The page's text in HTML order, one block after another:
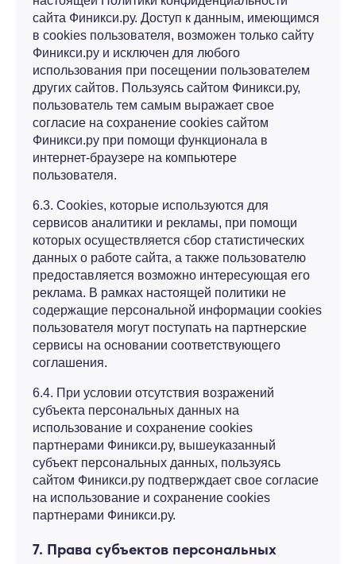
сайта Финикси.ру. Доступ к данным, имеющимся
в cookies пользователя, возможен только сайту
Финикси.ру и исключен для любого
использования при посещении пользователем
других сайтов. Пользуясь сайтом Финикси.ру,
пользователь тем самым выражает свое
согласие на сохранение cookies сайтом
Финикси.ру при помощи функционала в
интернет-браузере на компьютере
пользователя.
6.3. Cookies, которые используются для
сервисов аналитики и рекламы, при помощи
которых осуществляется сбор статистических
данных о работе сайта, а также пользователю
предоставляется возможно интересующая его
реклама. В рамках настоящей политики не
содержащие персональной информации cookies
пользователя могут поступать на партнерские
сервисы на основании соответствующего
соглашения.
6.4. При условии отсутствия возражений
субъекта персональных данных на
использование и сохранение cookies
партнерами Финикси.ру, вышеуказанный
субъект персональных данных, пользуясь
сайтом Финикси.ру подтверждает свое согласие
на использование и сохранение cookies
партнерами Финикси.ру.
7. Права субъектов персональных